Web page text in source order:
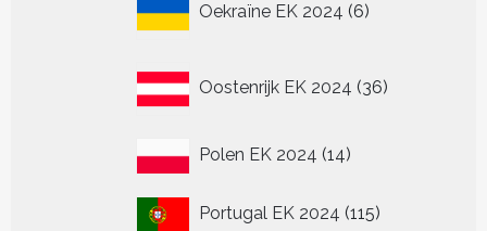
Oekraïne EK 2024 6
producten
Oostenrijk EK 2024 36
producten
Polen EK 2024 1414
Portugal EK 2024 115115